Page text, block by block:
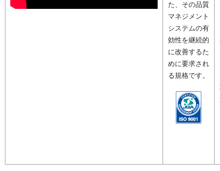
た、その品質
マネジメント
システムの有
効性を継続的
に改善するた
めに要求され
る規格です。